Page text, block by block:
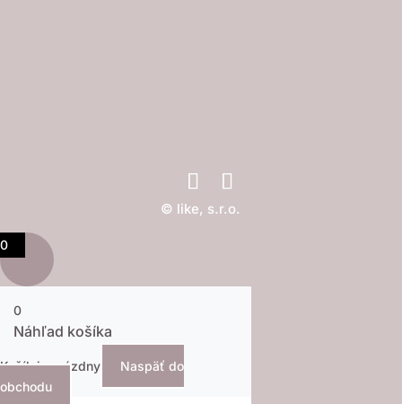
© like, s.r.o.
0
0
Náhľad košíka
Košík je prázdny
Naspäť do
obchodu